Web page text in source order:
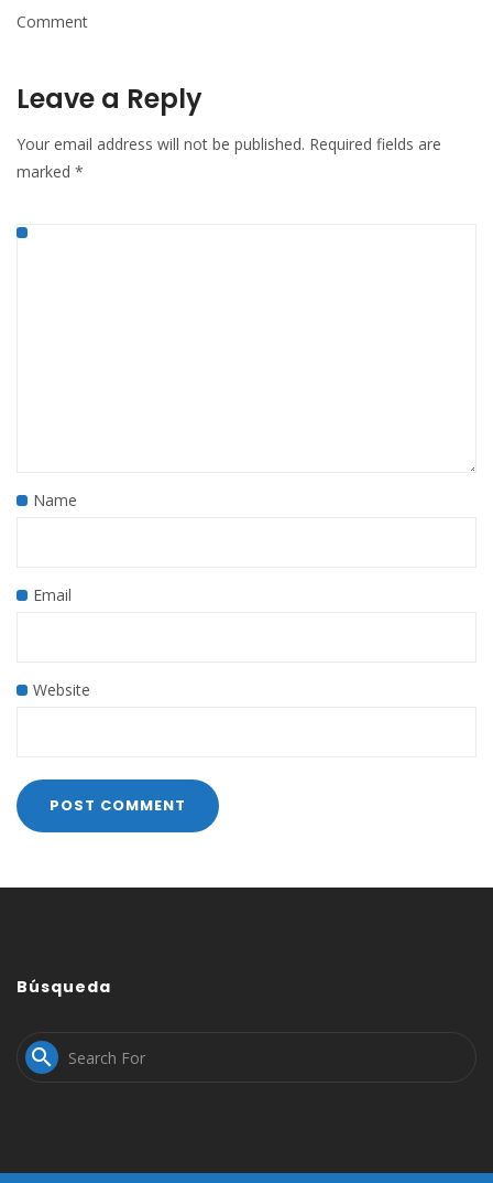
Comment
Leave a Reply
Your email address will not be published. Required fields are
marked *
Name
Email
Website
Búsqueda
